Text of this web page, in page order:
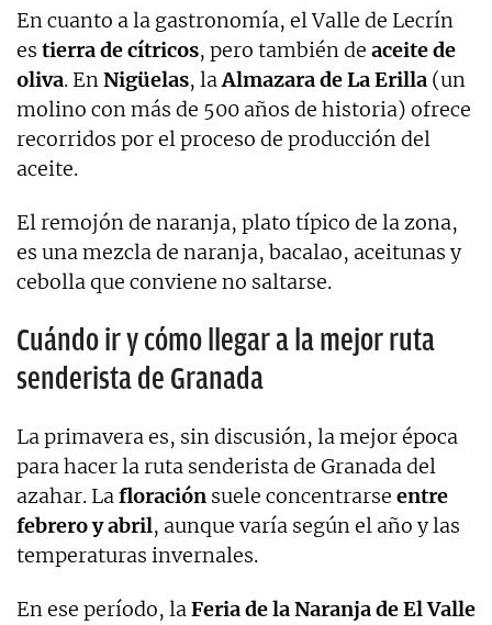
En cuanto a la gastronomía, el Valle de Lecrín
es tierra de cítricos, pero también de aceite de
oliva. EnNigüelas, laAlmazara de La Erilla (un
molino con más de 500 años de historia) ofrece
recorridos por el proceso de producción del
aceite.
El remojón de naranja, plato típico de la zona,
es una mezcla de naranja, bacalao, aceitunas y
cebolla que conviene no saltarse.
Cuándo ir y cómo llegar a la mejor ruta
senderista de Granada
La primavera es, sin discusión, la mejor época
para hacer la ruta senderista de Granada del
azahar. Lafloración suele concentrarse entre
febrero y abril, aunque varía según el año y las
temperaturas invernales.
En ese período, laFeria de la Naranja de El Valle